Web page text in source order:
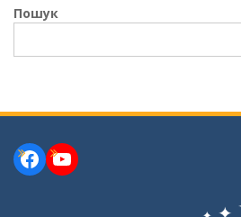
Пошук
Facebook
YouTube